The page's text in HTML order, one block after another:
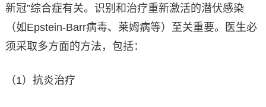
新冠”综合症有关。识别和治疗重新激活的潜伏感染
（如Epstein-Barr病毒、莱姆病等）至关重要。医生必
须采取多方面的方法，包括：
（1）抗炎治疗